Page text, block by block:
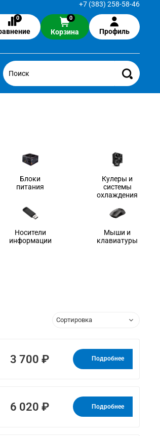
+7 (383) 258-58-46
0 0
Корзина Профиль
Блоки
питания
Кулеры и
системы
охлаждения
Носители
информации
Мыши и
клавиатуры
3 700 ₽ Подробнее
6 020 ₽ Подробнее